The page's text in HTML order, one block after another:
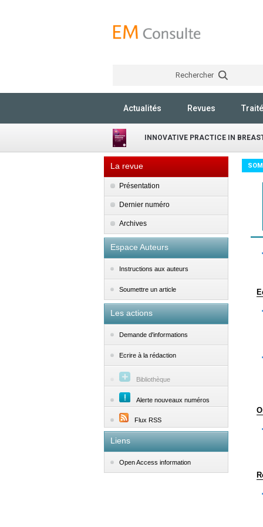
Rechercher
Actualités Revues
INNOVATIVE PRACTICE IN
La revue
Présentation
Dernier numéro
Archives
Espace Auteurs
Instructions aux auteurs
Soumettre un article
Les actions
Demande d'informations
Ecrire à la rédaction
Bibliothèque
Alerte nouveaux numéros
Flux RSS
Liens
Open Access information